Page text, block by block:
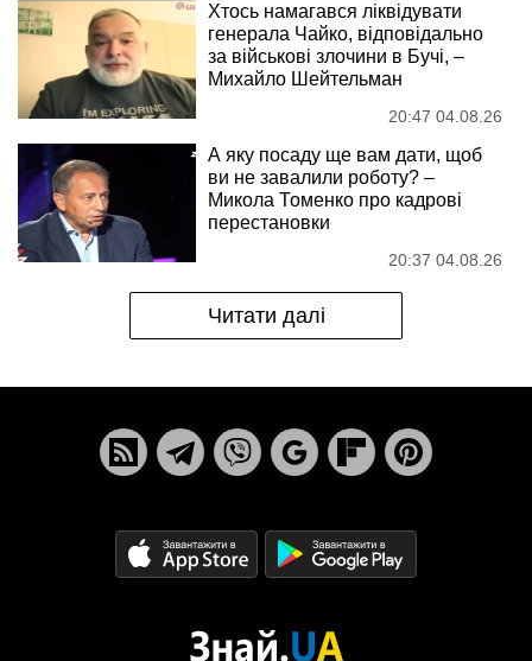
Хтось намагався ліквідувати
генерала Чайко, відповідально
за військові злочини в Бучі, –
Михайло Шейтельман
20:47 04.08.26
А яку посаду ще вам дати, щоб
ви не завалили роботу? –
Микола Томенко про кадрові
перестановки
20:37 04.08.26
Читати далі